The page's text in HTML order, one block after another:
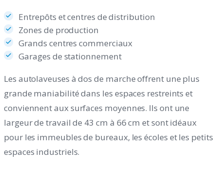
Entrepôts et centres de distribution
Zones de production
Grands centres commerciaux
Garages de stationnement
Les autolaveuses à dos de marche offrent une plus
grande maniabilité dans les espaces restreints et
conviennent aux surfaces moyennes. Ils ont une
largeur de travail de 43 cm à 66 cm et sont idéaux
pour les immeubles de bureaux, les écoles et les petits
espaces industriels.